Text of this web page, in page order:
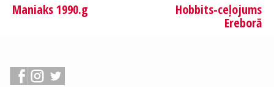
Maniaks 1990.g
Hobbits-ceļojums
Ereborā